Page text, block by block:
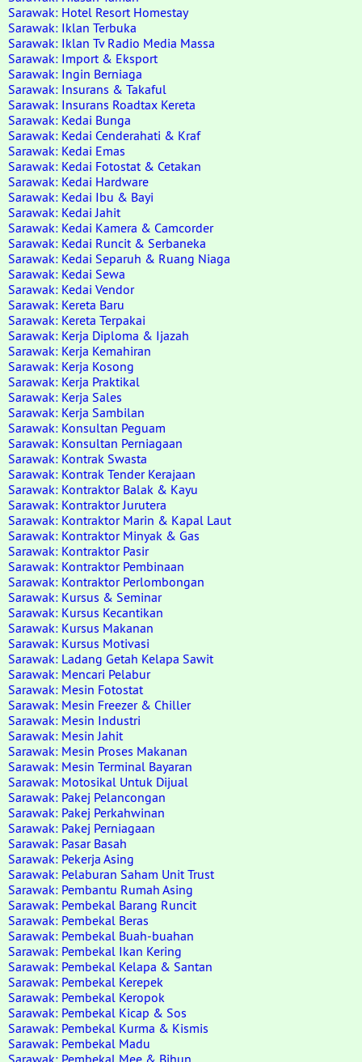
Sarawak: Hotel Resort Homestay
Sarawak: Iklan Terbuka
Sarawak: Iklan Tv Radio Media Massa
Sarawak: Import & Eksport
Sarawak: Ingin Berniaga
Sarawak: Insurans & Takaful
Sarawak: Insurans Roadtax Kereta
Sarawak: Kedai Bunga
Sarawak: Kedai Cenderahati & Kraf
Sarawak: Kedai Emas
Sarawak: Kedai Fotostat & Cetakan
Sarawak: Kedai Hardware
Sarawak: Kedai Ibu & Bayi
Sarawak: Kedai Jahit
Sarawak: Kedai Kamera & Camcorder
Sarawak: Kedai Runcit & Serbaneka
Sarawak: Kedai Separuh & Ruang Niaga
Sarawak: Kedai Sewa
Sarawak: Kedai Vendor
Sarawak: Kereta Baru
Sarawak: Kereta Terpakai
Sarawak: Kerja Diploma & Ijazah
Sarawak: Kerja Kemahiran
Sarawak: Kerja Kosong
Sarawak: Kerja Praktikal
Sarawak: Kerja Sales
Sarawak: Kerja Sambilan
Sarawak: Konsultan Peguam
Sarawak: Konsultan Perniagaan
Sarawak: Kontrak Swasta
Sarawak: Kontrak Tender Kerajaan
Sarawak: Kontraktor Balak & Kayu
Sarawak: Kontraktor Jurutera
Sarawak: Kontraktor Marin & Kapal Laut
Sarawak: Kontraktor Minyak & Gas
Sarawak: Kontraktor Pasir
Sarawak: Kontraktor Pembinaan
Sarawak: Kontraktor Perlombongan
Sarawak: Kursus & Seminar
Sarawak: Kursus Kecantikan
Sarawak: Kursus Makanan
Sarawak: Kursus Motivasi
Sarawak: Ladang Getah Kelapa Sawit
Sarawak: Mencari Pelabur
Sarawak: Mesin Fotostat
Sarawak: Mesin Freezer & Chiller
Sarawak: Mesin Industri
Sarawak: Mesin Jahit
Sarawak: Mesin Proses Makanan
Sarawak: Mesin Terminal Bayaran
Sarawak: Motosikal Untuk Dijual
Sarawak: Pakej Pelancongan
Sarawak: Pakej Perkahwinan
Sarawak: Pakej Perniagaan
Sarawak: Pasar Basah
Sarawak: Pekerja Asing
Sarawak: Pelaburan Saham Unit Trust
Sarawak: Pembantu Rumah Asing
Sarawak: Pembekal Barang Runcit
Sarawak: Pembekal Beras
Sarawak: Pembekal Buah-buahan
Sarawak: Pembekal Ikan Kering
Sarawak: Pembekal Kelapa & Santan
Sarawak: Pembekal Kerepek
Sarawak: Pembekal Keropok
Sarawak: Pembekal Kicap & Sos
Sarawak: Pembekal Kurma & Kismis
Sarawak: Pembekal Madu
Sarawak: Pembekal Mee & Bihun